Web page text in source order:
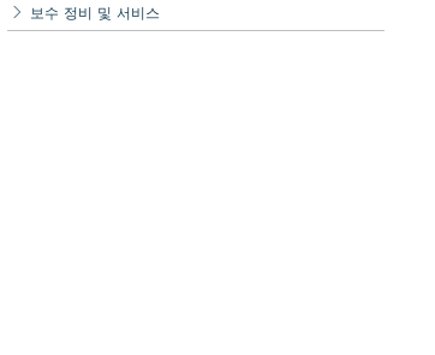
보수 정비 및 서비스